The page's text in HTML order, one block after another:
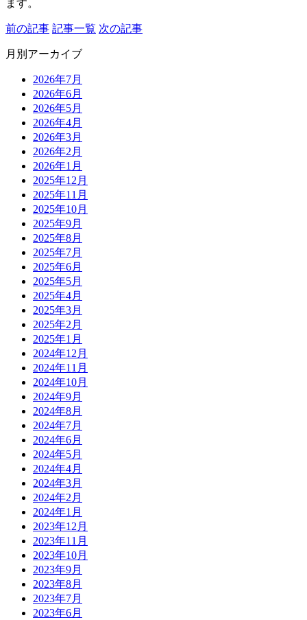
ます。
前の記事 記事一覧 次の記事
月別アーカイブ
2026年7月
2026年6月
2026年5月
2026年4月
2026年3月
2026年2月
2026年1月
2025年12月
2025年11月
2025年10月
2025年9月
2025年8月
2025年7月
2025年6月
2025年5月
2025年4月
2025年3月
2025年2月
2025年1月
2024年12月
2024年11月
2024年10月
2024年9月
2024年8月
2024年7月
2024年6月
2024年5月
2024年4月
2024年3月
2024年2月
2024年1月
2023年12月
2023年11月
2023年10月
2023年9月
2023年8月
2023年7月
2023年6月